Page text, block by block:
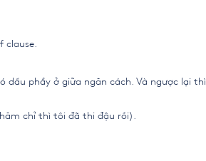
clause.
dấu phẩy ở giữa ngăn cách. Và ngược lại thì
chỉ thì tôi đã thi đậu rồi).